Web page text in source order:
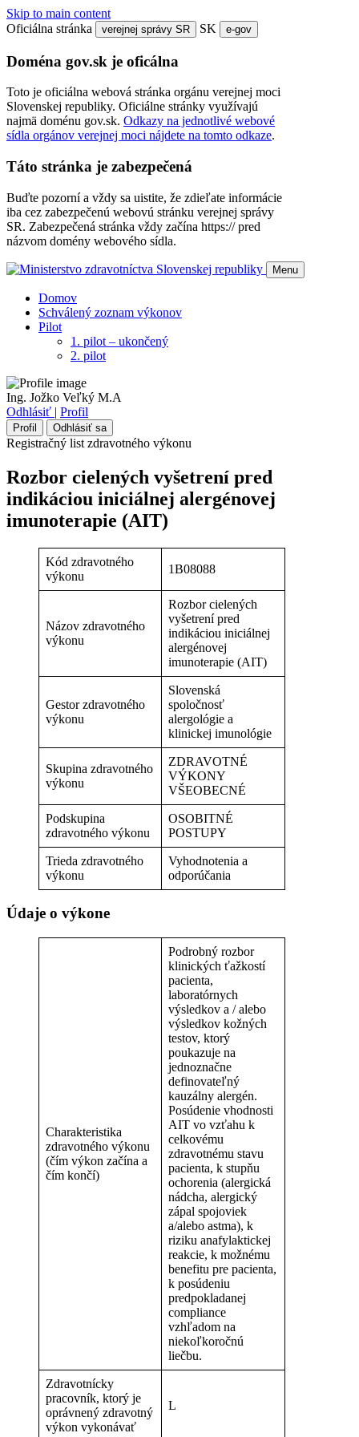
Skip to main content
Oficiálna stránka
verejnej správy SR SK e-gov
Doména gov.sk je oficálna
Toto je oficiálna webová stránka orgánu verejnej moci
Slovenskej republiky. Oficiálne stránky využívajú
najmä doménu gov.sk. Odkazy na jednotlivé webové
sídla orgánov verejnej moci nájdete na tomto odkaze.
Táto stránka je zabezpečená
Buďte pozorní a vždy sa uistite, že zdieľate informácie
iba cez zabezpečenú webovú stránku verejnej správy
SR. Zabezpečená stránka vždy začína https:// pred
názvom domény webového sídla.
Menu
Domov
Schválený zoznam výkonov
Pilot
1. pilot – ukončený
2. pilot
Ing. Jožko Veľký M.A
Odhlásiť | Profil
Profil Odhlásiť sa
Registračný list zdravotného výkonu
Rozbor cielených vyšetrení pred
indikáciou iniciálnej alergénovej
imunoterapie (AIT)
Kód zdravotného
výkonu
1B08088
Názov zdravotného
výkonu
Rozbor cielených
vyšetrení pred
indikáciou iniciálnej
alergénovej
imunoterapie (AIT)
Gestor zdravotného
výkonu
Slovenská
spoločnosť
alergológie a
klinickej imunológie
Skupina zdravotného
výkonu
ZDRAVOTNÉ
VÝKONY
VŠEOBECNÉ
Podskupina
zdravotného výkonu
OSOBITNÉ
POSTUPY
Trieda zdravotného
výkonu
Vyhodnotenia a
odporúčania
Údaje o výkone
Charakteristika
zdravotného výkonu
(čím výkon začína a
čím končí)
Podrobný rozbor
klinických ťažkostí
pacienta,
laboratórnych
výsledkov a / alebo
výsledkov kožných
testov, ktorý
poukazuje na
jednoznačne
definovateľný
kauzálny alergén.
Posúdenie vhodnosti
AIT vo vzťahu k
celkovému
zdravotnému stavu
pacienta, k stupňu
ochorenia (alergická
nádcha, alergický
zápal spojoviek
a/alebo astma), k
riziku anafylaktickej
reakcie, k možnému
benefitu pre pacienta,
k posúdeniu
predpokladanej
compliance
vzhľadom na
niekoľkoročnú
liečbu.
Zdravotnícky
pracovník, ktorý je
oprávnený zdravotný
výkon vykonávať
L